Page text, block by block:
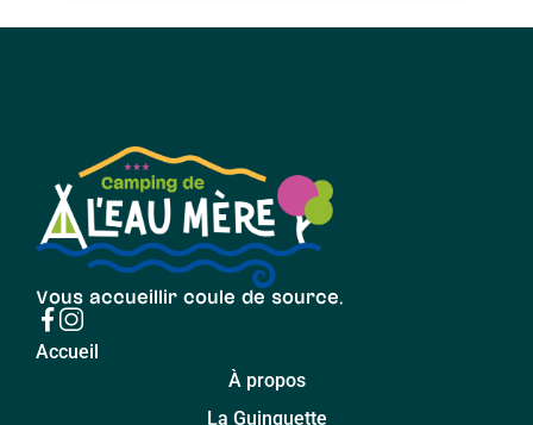
Vous accueillir coule de source.
Accueil
À propos
La Guinguette